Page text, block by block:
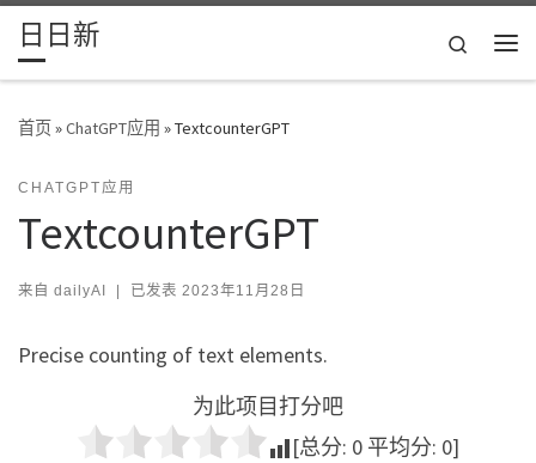
Skip to content
日日新
Search
首页»ChatGPT应用 »TextcounterGPT
CHATGPT应用
TextcounterGPT
来自 dailyAI | 已发表 2023年11月28日
Precise counting of text elements.
为此项目打分吧
[总分: 0 平均分: 0]